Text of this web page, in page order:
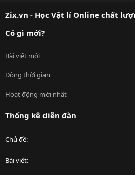
Zix.vn - Học Vật lí Online chất
Có gì mới?
Bài viết mới
Dòng thời gian
Hoạt động mới nhất
Thống kê diễn đàn
Chủ đề
Bài viết